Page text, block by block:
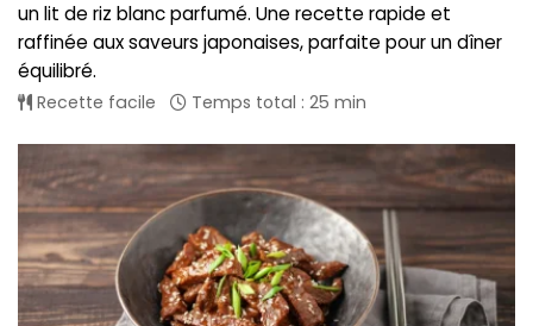
un lit de riz blanc parfumé. Une recette rapide et
raffinée aux saveurs japonaises, parfaite pour un dîner
équilibré.
Recette facile Temps total : 25 min